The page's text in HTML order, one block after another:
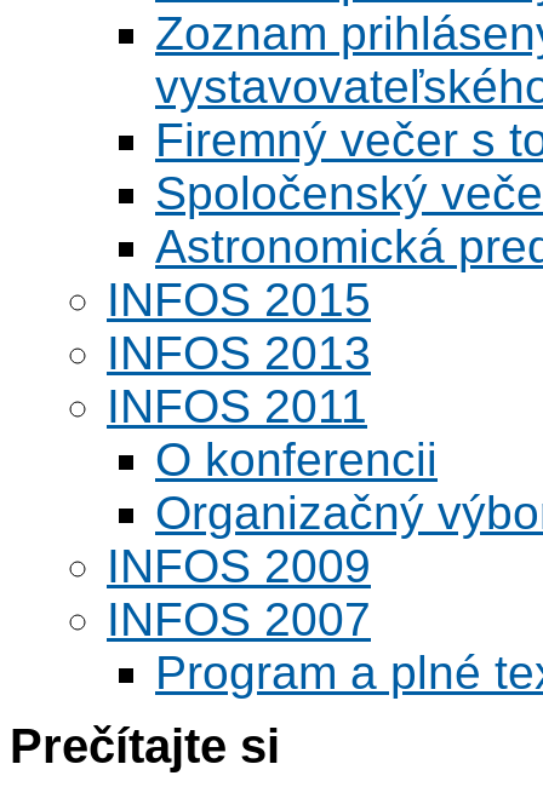
Zoznam
Firemný večer s
Spoločenský
Astronomická
INFOS 2015
INFOS 2013
INFOS 2011
O konferencii
Organizačný
INFOS 2009
INFOS 2007
Program a plné
Prečítajte si